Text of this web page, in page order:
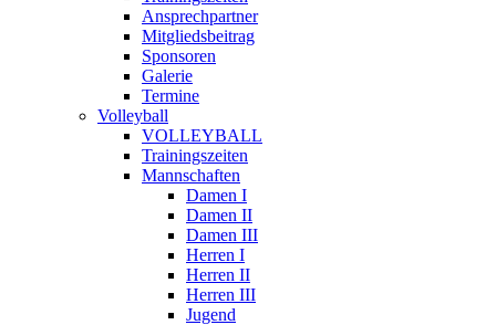
Ansprechpartner
Mitgliedsbeitrag
Sponsoren
Galerie
Termine
Volleyball
VOLLEYBALL
Trainingszeiten
Mannschaften
Damen I
Damen II
Damen III
Herren I
Herren II
Herren III
Jugend